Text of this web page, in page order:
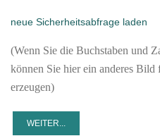
neue Sicherheitsabfrage laden
(Wenn Sie die Buchstaben und
können Sie hier ein anderes Bild
erzeugen)